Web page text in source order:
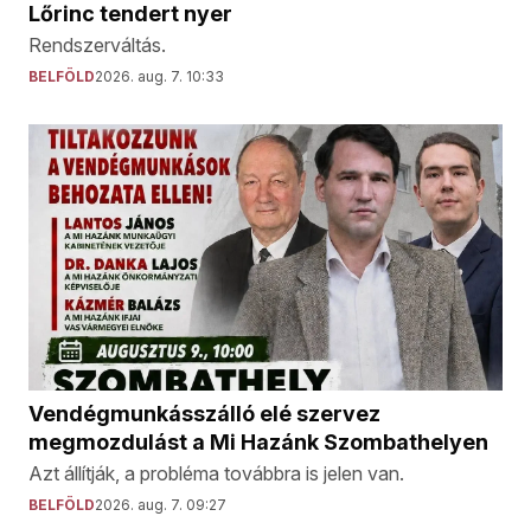
Lőrinc tendert nyer
Rendszerváltás.
BELFÖLD2026. aug. 7. 10:33
Vendégmunkásszálló elé szervez
megmozdulást a Mi Hazánk Szombathelyen
Azt állítják, a probléma továbbra is jelen van.
BELFÖLD2026. aug. 7. 09:27